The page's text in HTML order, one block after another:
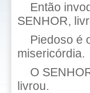
Então
SENHOR,
Piedoso é
misericórdia.
O
livrou.